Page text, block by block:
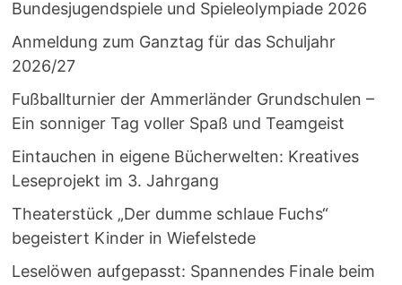
Bundesjugendspiele und Spieleolympiade 2026
Anmeldung zum Ganztag für das Schuljahr
2026/27
Fußballturnier der Ammerländer Grundschulen –
Ein sonniger Tag voller Spaß und Teamgeist
Eintauchen in eigene Bücherwelten: Kreatives
Leseprojekt im 3. Jahrgang
Theaterstück „Der dumme schlaue Fuchs“
begeistert Kinder in Wiefelstede
Leselöwen aufgepasst: Spannendes Finale beim